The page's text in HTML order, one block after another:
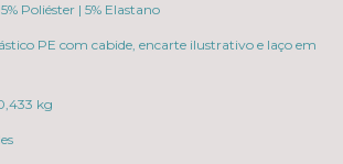
Poliéster | 5% Elastano
PE com cabide, encarte ilustrativo e laço em
kg